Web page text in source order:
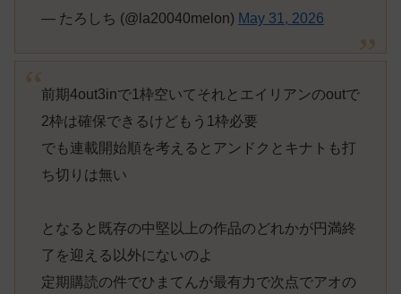
— たろしち (@la20040melon) May 31, 2026
前期4out3inで1枠空いてそれとエイリアンのoutで
2枠は確保できるけどもう1枠必要
でも連載開始順を考えるとアンドクとキナトも打
ち切りは無い
となると既存の中堅以上の作品のどれかが円満終
了を迎える以外にないのよ
定期購読の件でひまてんが最有力で次点でアオの